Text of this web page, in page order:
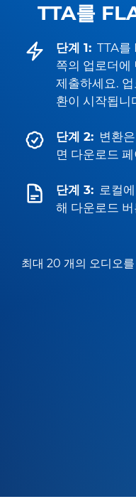
TTA를
단계 1: TTA를
쪽의 업로더에
제출하세요.
환이 시작됩니
단계 2: 변환
면 다운로드
단계 3: 로컬
해 다운로드
최대 20 개의 오디오